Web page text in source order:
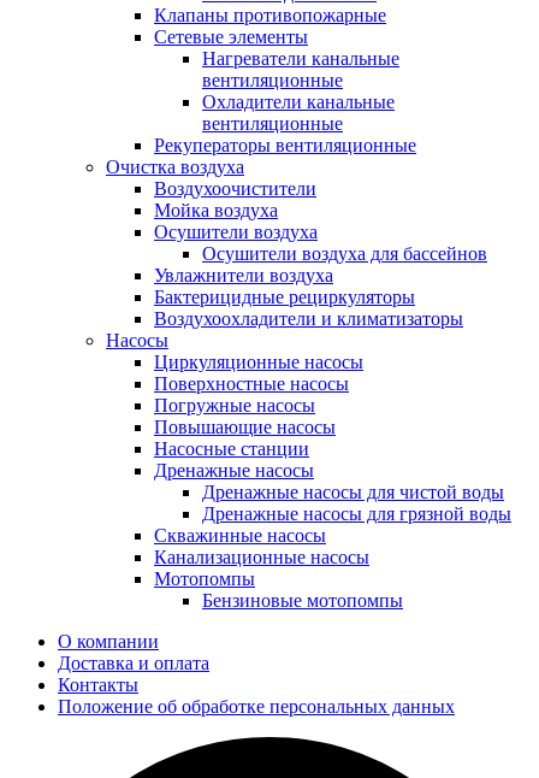
Клапаны противопожарные
Сетевые элементы
Нагреватели канальные
вентиляционные
Охладители канальные
вентиляционные
Рекуператоры вентиляционные
Очистка воздуха
Воздухоочистители
Мойка воздуха
Осушители воздуха
Осушители воздуха для бассейнов
Увлажнители воздуха
Бактерицидные рециркуляторы
Воздухоохладители и климатизаторы
Насосы
Циркуляционные насосы
Поверхностные насосы
Погружные насосы
Повышающие насосы
Насосные станции
Дренажные насосы
Дренажные насосы для чистой воды
Дренажные насосы для грязной воды
Скважинные насосы
Канализационные насосы
Мотопомпы
Бензиновые мотопомпы
О компании
Доставка и оплата
Контакты
Положение об обработке персональных данных